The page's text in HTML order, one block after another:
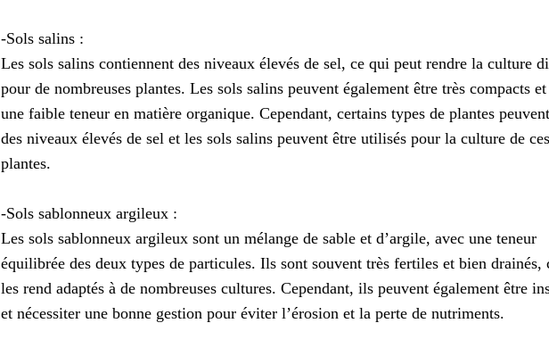
-Sols salins :
Les sols salins contiennent des niveaux élevés de sel, ce qui peut rendre la culture
pour de nombreuses plantes. Les sols salins peuvent également être très compacts
une faible teneur en matière organique. Cependant, certains types de plantes
des niveaux élevés de sel et les sols salins peuvent être utilisés pour la culture de ces
plantes.
-Sols sablonneux argileux :
Les sols sablonneux argileux sont un mélange de sable et d’argile, avec une teneur
équilibrée des deux types de particules. Ils sont souvent très fertiles et bien drainés,
les rend adaptés à de nombreuses cultures. Cependant, ils peuvent également être
et nécessiter une bonne gestion pour éviter l’érosion et la perte de nutriments.